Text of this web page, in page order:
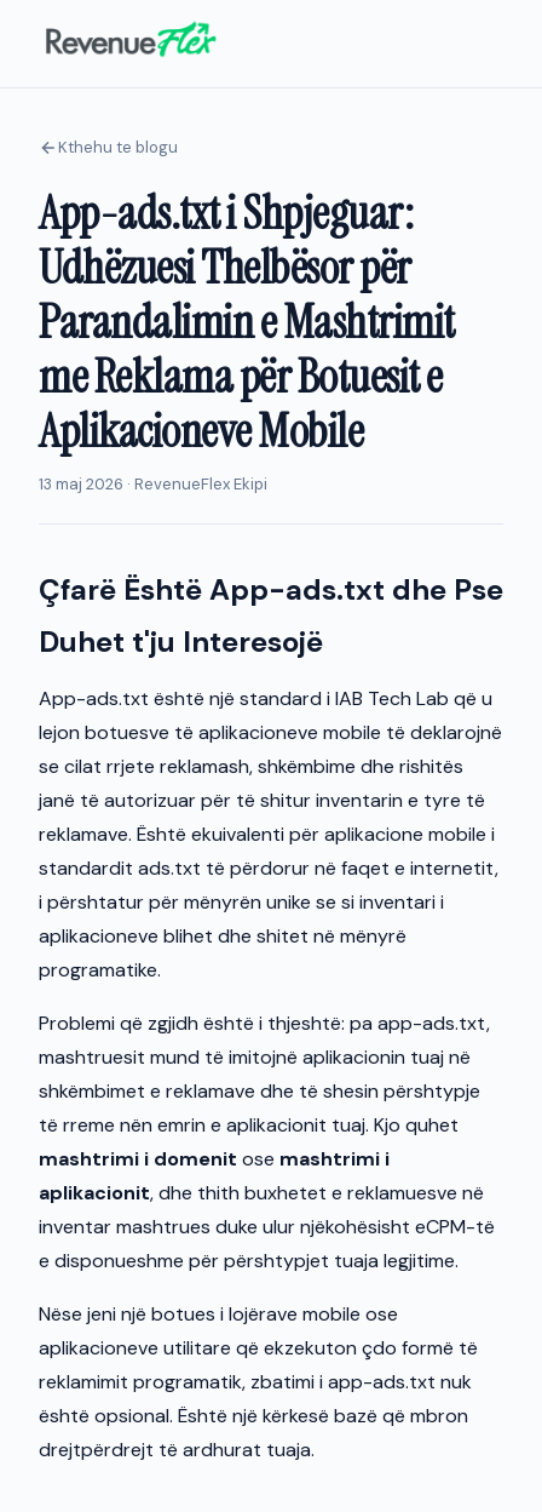
Kthehu te blogu
App-ads.txt i Shpjeguar:
Udhëzuesi Thelbësor për
Parandalimin e Mashtrimit
me Reklama për Botuesit e
Aplikacioneve Mobile
13 maj 2026 · RevenueFlex Ekipi
Çfarë Është App-ads.txt dhe Pse
Duhet t'ju Interesojë
App-ads.txt është një standard i IAB Tech Lab që u
lejon botuesve të aplikacioneve mobile të deklarojnë
se cilat rrjete reklamash, shkëmbime dhe rishitës
janë të autorizuar për të shitur inventarin e tyre të
reklamave. Është ekuivalenti për aplikacione mobile i
standardit ads.txt të përdorur në faqet e internetit,
i përshtatur për mënyrën unike se si inventari i
aplikacioneve blihet dhe shitet në mënyrë
programatike.
Problemi që zgjidh është i thjeshtë: pa app-ads.txt,
mashtruesit mund të imitojnë aplikacionin tuaj në
shkëmbimet e reklamave dhe të shesin përshtypje
të rreme nën emrin e aplikacionit tuaj. Kjo quhet
mashtrimi i domenit ose mashtrimi i
aplikacionit, dhe thith buxhetet e reklamuesve në
inventar mashtrues duke ulur njëkohësisht eCPM-të
e disponueshme për përshtypjet tuaja legjitime.
Nëse jeni një botues i lojërave mobile ose
aplikacioneve utilitare që ekzekuton çdo formë të
reklamimit programatik, zbatimi i app-ads.txt nuk
është opsional. Është një kërkesë bazë që mbron
drejtpërdrejt të ardhurat tuaja.